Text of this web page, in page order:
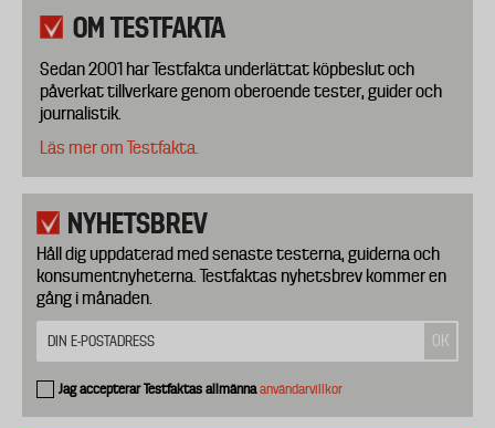
OM TESTFAKTA
Sedan 2001 har Testfakta underlättat köpbeslut och
påverkat tillverkare genom oberoende tester, guider och
journalistik.
Läs mer om Testfakta.
NYHETSBREV
Håll dig uppdaterad med senaste testerna, guiderna och
konsumentnyheterna. Testfaktas nyhetsbrev kommer en
gång i månaden.
Jag accepterar Testfaktas allmännaanvändarvillkor